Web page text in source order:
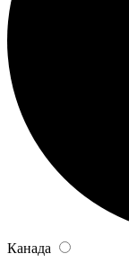
Канада